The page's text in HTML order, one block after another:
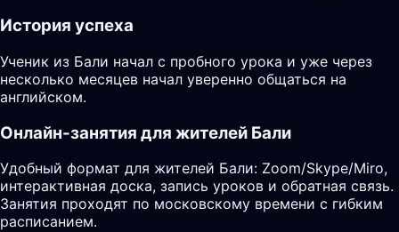
История успеха
Ученик из Бали начал с пробного урока и уже через
несколько месяцев начал уверенно общаться на
английском.
Онлайн-занятия для жителей Бали
Удобный формат для жителей Бали: Zoom/Skype/Miro,
интерактивная доска, запись уроков и обратная связь.
Занятия проходят по московскому времени с гибким
расписанием.